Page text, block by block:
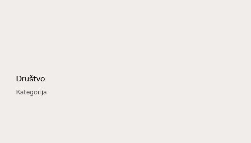
Društvo
Kategorija